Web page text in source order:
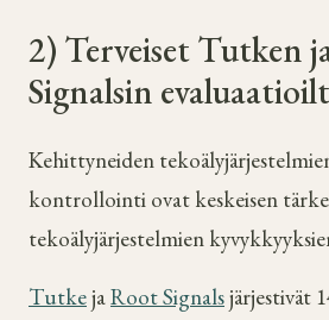
2) Terveiset Tutken
Signalsin
Kehittyneiden
kontrollointi ovat keskeisen
tekoälyjärjestelmien
TutkejaRoot Signalsjärjestivät